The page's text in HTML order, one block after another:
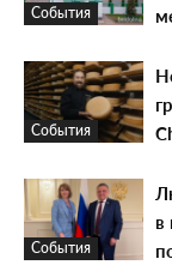
События
События
События
в